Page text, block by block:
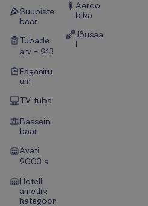
Suupiste
baar
Tubade
arv – 213
Pagasiru
um
TV-tuba
Basseini
baar
Avati
2003 a
Hotelli
ametlik
kategoor
Aeroo
bika
Jõusaa
l